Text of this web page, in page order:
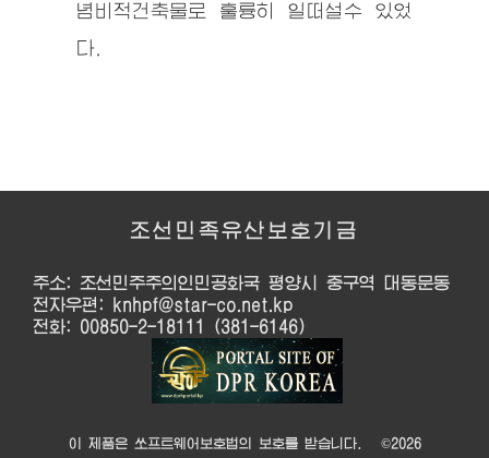
념비적건축물로 훌륭히 일떠설수 있었
다.
조선민족유산보호기금
주소: 조선민주주의인민공화국 평양시 중구역 대동문동
전자우편: knhpf@star-co.net.kp
전화: 00850-2-18111 (381-6146)
이 제품은 쏘프트웨어보호법의 보호를 받습니다. ©2026